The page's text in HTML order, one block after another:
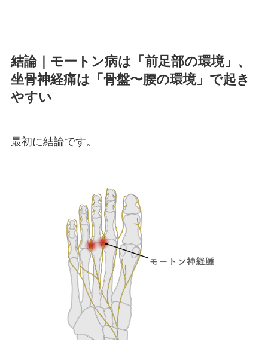
結論｜モートン病は「前足部の環境」、
坐骨神経痛は「骨盤〜腰の環境」で起き
やすい
最初に結論です。